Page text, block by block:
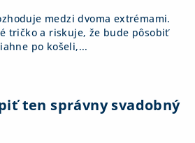
medzi dvoma extrémami.
tričko a riskuje, že bude pôsobiť
po košeli,...
ten správny svadobný